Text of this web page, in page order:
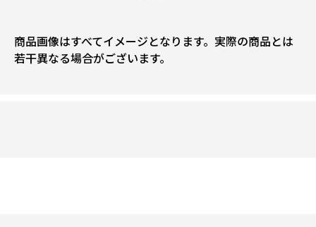
商品画像はすべてイメージとなります。実際の商品とは
若干異なる場合がございます。